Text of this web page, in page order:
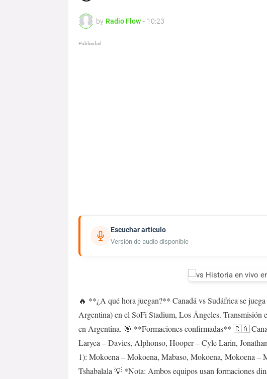
by Radio Flow - 10:23
Publicidad
Escuchar artículo
Versión de audio disponible
🔥 **¿A qué hora juegan?** Canadá vs Sudáfrica se
Argentina) en el SoFi Stadium, Los Ángeles.
en Argentina. 🎯 **Formaciones confirmadas** 🇨🇦
Laryea – Davies, Alphonso, Hooper – Cyle Larin,
1): Mokoena – Mokoena, Mabaso, Mokoena, Mokoena –
Tshabalala 💡 *Nota: Ambos equipos usan formaciones